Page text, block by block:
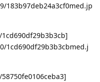
183b97deb24a3cf0med.jp
1cd690df29b3b3cbmed.j